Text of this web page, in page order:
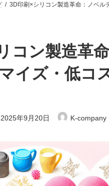
3D印刷×シリコン製造革命：ノベル
コン製造革
イズ・低コ
最
終
日
時
:
2025年9月20日 K-company